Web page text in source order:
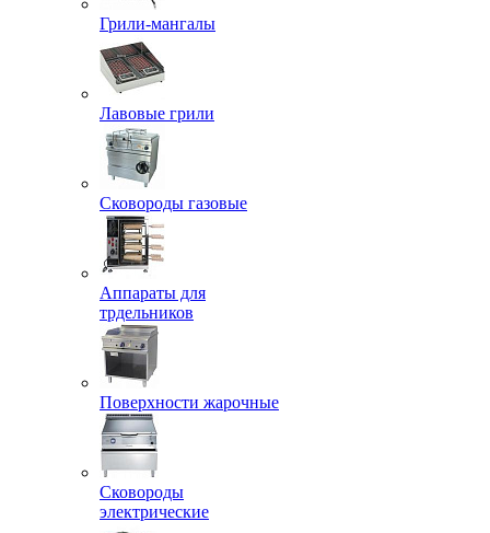
Грили-мангалы
Лавовые грили
Сковороды газовые
Аппараты для
трдельников
Поверхности жарочные
Сковороды
электрические